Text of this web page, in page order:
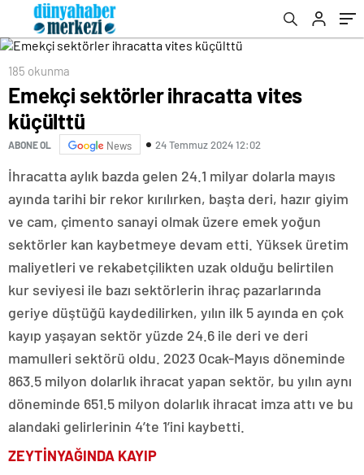
185 okunma
Emekçi sektörler ihracatta vites
küçülttü
ABONE OL News 24 Temmuz 2024 12:02
İhracatta aylık bazda gelen 24.1 milyar dolarla mayıs
ayında tarihi bir rekor kırılırken, başta deri, hazır giyim
ve cam, çimento sanayi olmak üzere emek yoğun
sektörler kan kaybetmeye devam etti. Yüksek üretim
maliyetleri ve rekabetçilikten uzak olduğu belirtilen
kur seviyesi ile bazı sektörlerin ihraç pazarlarında
geriye düştüğü kaydedilirken, yılın ilk 5 ayında en çok
kayıp yaşayan sektör yüzde 24.6 ile deri ve deri
mamulleri sektörü oldu. 2023 Ocak-Mayıs döneminde
863.5 milyon dolarlık ihracat yapan sektör, bu yılın aynı
döneminde 651.5 milyon dolarlık ihracat imza attı ve bu
alandaki gelirlerinin 4’te 1’ini kaybetti.
ZEYTİNYAĞINDA KAYIP